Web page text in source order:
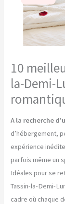
10
la-Demi-
A la recherche
d’hébergement,
expérience
parfois même un
Idéales pour se
Tassin-la-Demi-
cadre où chaque